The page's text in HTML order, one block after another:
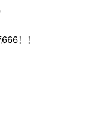
！！